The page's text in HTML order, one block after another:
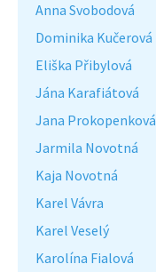
Anna Svobodová
Dominika Kučerová
Eliška Přibylová
Jána Karafiátová
Jana Prokopenková
Jarmila Novotná
Kaja Novotná
Karel Vávra
Karel Veselý
Karolína Fialová